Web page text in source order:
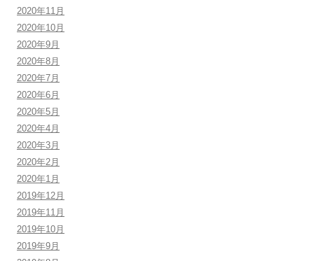
2020年11月
2020年10月
2020年9月
2020年8月
2020年7月
2020年6月
2020年5月
2020年4月
2020年3月
2020年2月
2020年1月
2019年12月
2019年11月
2019年10月
2019年9月